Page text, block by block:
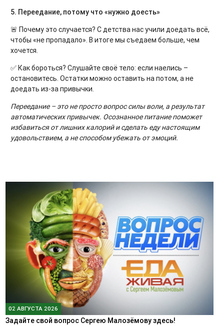
5. Переедание, потому что «нужно доесть»
🚨 Почему это случается? С детства нас учили доедать всё,
чтобы «не пропадало». В итоге мы съедаем больше, чем
хочется.
✅ Как бороться? Слушайте своё тело: если наелись –
остановитесь. Остатки можно оставить на потом, а не
доедать из-за привычки.
Переедание – это не просто вопрос силы воли, а результат
автоматических привычек. Осознанное питание поможет
избавиться от лишних калорий и сделать еду настоящим
удовольствием, а не способом убежать от эмоций.
02 АВГУСТА 2026
Задайте свой вопрос Сергею Малозёмову здесь!